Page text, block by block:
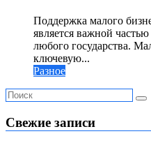
Поддержка малого
является важной
любого государства.
ключевую...
Разное
Свежие записи